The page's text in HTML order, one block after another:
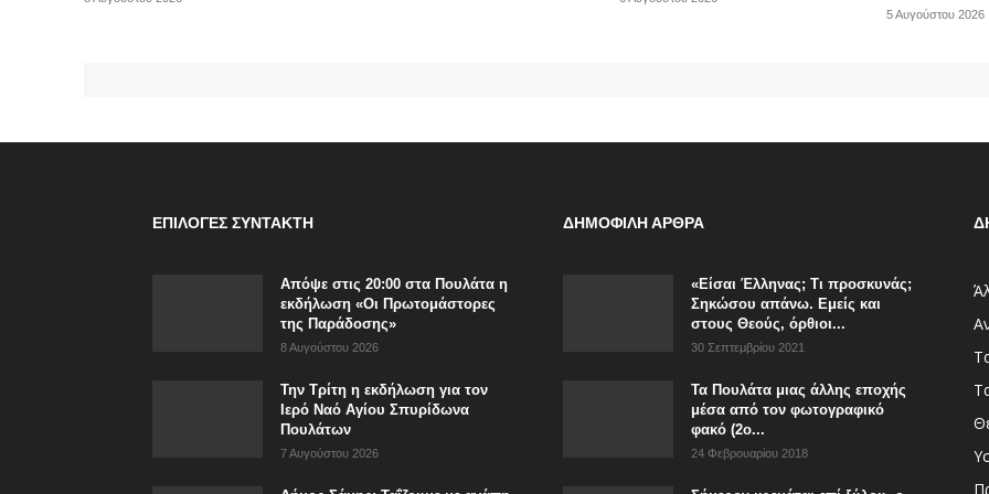
5 Αυγούστου 2026
ΕΠΙΛΟΓΈΣ ΣΥΝΤΆΚΤΗ
Απόψε στις 20:00 στα Πουλάτα η
εκδήλωση «Οι Πρωτομάστορες
της Παράδοσης»
8 Αυγούστου 2026
Την Τρίτη η εκδήλωση για τον
Ιερό Ναό Αγίου Σπυρίδωνα
Πουλάτων
7 Αυγούστου 2026
ΔΗΜΟΦΙΛΗ ΑΡΘΡΑ
«Είσαι Έλληνας; Τι προσκυνάς;
Σηκώσου απάνω. Εμείς και
στους Θεούς, όρθιοι...
30 Σεπτεμβρίου 2021
Τα Πουλάτα μιας άλλης εποχής
μέσα από τον φωτογραφικό
φακό (2ο...
24 Φεβρουαρίου 2018